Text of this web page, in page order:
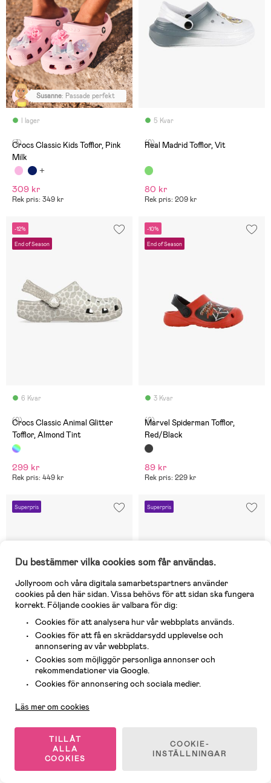
I lager
Susanne: Passade perfekt
(3)
Crocs Classic Kids Tofflor, Pink
Milk
309 kr
Rek pris: 349 kr
5 Kvar
(0)
Real Madrid Tofflor, Vit
80 kr
Rek pris: 209 kr
-12%
End of Season
6 Kvar
(0)
Crocs Classic Animal Glitter
Tofflor, Almond Tint
299 kr
Rek pris: 449 kr
-10%
End of Season
3 Kvar
(0)
Marvel Spiderman Tofflor,
Red/Black
89 kr
Rek pris: 229 kr
Superpris
I lager
Rek pris: 299 kr
Superpris
279 kr
Rek pris: 299 kr
Du bestämmer vilka cookies som får användas.
Jollyroom och våra digitala samarbetspartners använder
cookies på den här sidan. Vissa behövs för att sidan ska fungera
korrekt. Följande cookies är valbara för dig:
Cookies för att analysera hur vår webbplats används.
Cookies för att få en skräddarsydd upplevelse och
annonsering av vår webbplats.
Cookies som möjliggör personliga annonser och
rekommendationer via Google.
Cookies för annonsering och sociala medier.
Läs mer om cookies
TILLÅT
ALLA
COOKIES
COOKIE-
INSTÄLLNINGAR